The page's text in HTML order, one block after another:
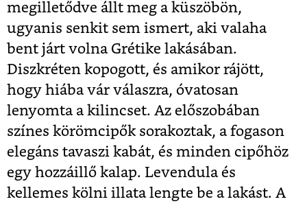
megilletődve állt meg a küszöbön,
ugyanis senkit sem ismert, aki valaha
bent járt volna Grétike lakásában.
Diszkréten kopogott, és amikor rájött,
hogy hiába vár válaszra, óvatosan
lenyomta a kilincset. Az előszobában
színes körömcipők sorakoztak, a fogason
elegáns tavaszi kabát, és minden cipőhöz
egy hozzáillő kalap. Levendula és
kellemes kölni illata lengte be a lakást. A